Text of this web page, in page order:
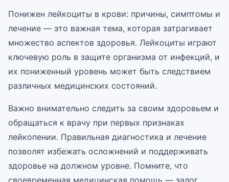
Понижен лейкоциты в крови: причины, симптомы и
лечение — это важная тема, которая затрагивает
множество аспектов здоровья. Лейкоциты играют
ключевую роль в защите организма от инфекций, и
их пониженный уровень может быть следствием
различных медицинских состояний.
Важно внимательно следить за своим здоровьем и
обращаться к врачу при первых признаках
лейкопении. Правильная диагностика и лечение
позволят избежать осложнений и поддерживать
здоровье на должном уровне. Помните, что
своевременная медицинская помощь — залог